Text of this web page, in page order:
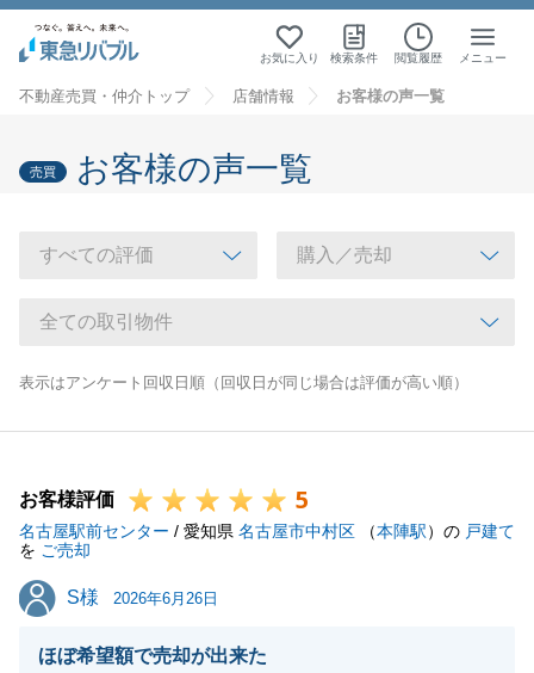
お気に入り 検索条件 閲覧履歴 メニュー
不動産売買・仲介トップ 店舗情報 お客様の声一覧
売買 お客様の声一覧
表示はアンケート回収日順（回収日が同じ場合は評価が高い順）
お客様評価 5
名古屋駅前センター / 愛知県 名古屋市中村区 （本陣駅）の 戸建て
を ご売却
S様
S様 2026年6月26日
ほぼ希望額で売却が出来た